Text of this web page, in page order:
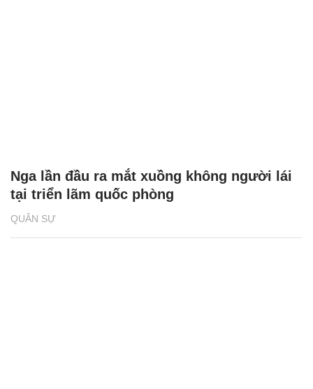
QUÂN SỰ
Nga lần đầu ra mắt xuồng không người lái
tại triển lãm quốc phòng